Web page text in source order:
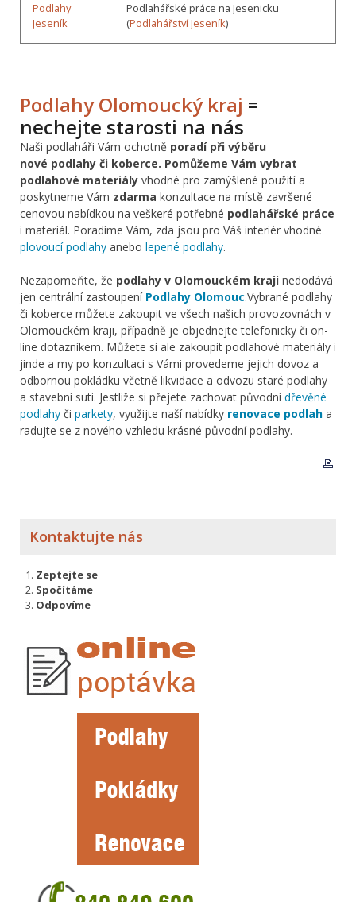
Podlahy
Jeseník
Podlahářské práce na Jesenicku
(Podlahářství Jeseník)
Podlahy Olomoucký kraj =
nechejte starosti na nás
Naši podlaháři Vám ochotně poradí při výběru
nové podlahy či koberce. Pomůžeme Vám vybrat
podlahové materiály vhodné pro zamýšlené použití a
poskytneme Vám zdarma konzultace na místě završené
cenovou nabídkou na veškeré potřebné podlahářské práce
i materiál. Poradíme Vám, zda jsou pro Váš interiér vhodné
plovoucí podlahy anebo lepené podlahy.
Nezapomeňte, že podlahy v Olomouckém kraji nedodává
jen centrální zastoupení Podlahy Olomouc.Vybrané podlahy
či koberce můžete zakoupit ve všech našich provozovnách v
Olomouckém kraji, případně je objednejte telefonicky či on-
line dotazníkem. Můžete si ale zakoupit podlahové materiály i
jinde a my po konzultaci s Vámi provedeme jejich dovoz a
odbornou pokládku včetně likvidace a odvozu staré podlahy
a stavební suti. Jestliže si přejete zachovat původnídřevěné
podlahy či parkety, využijte naší nabídky renovace podlah a
radujte se z nového vzhledu krásné původní podlahy.
Kontaktujte nás
Zeptejte se
Spočítáme
Odpovíme